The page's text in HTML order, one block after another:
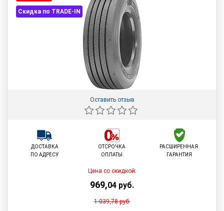
Скидка по TRADE-IN
Оставить отзыв
ДОСТАВКА
ПО АДРЕСУ
ОТСРОЧКА
ОПЛАТЫ
РАСШИРЕННАЯ
ГАРАНТИЯ
Цена со скидкой:
969,04 руб.
1 039,78руб.